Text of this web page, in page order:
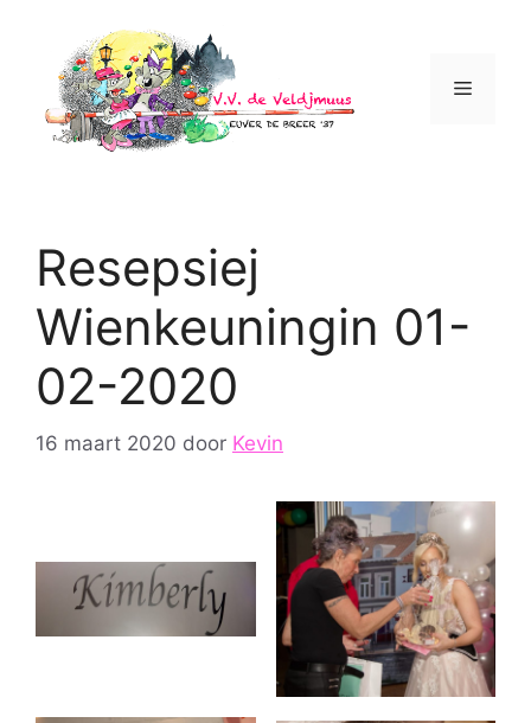
inhoud
Menu
Resepsiej
Wienkeuningin 01-
02-2020
16 maart 2020 door Kevin